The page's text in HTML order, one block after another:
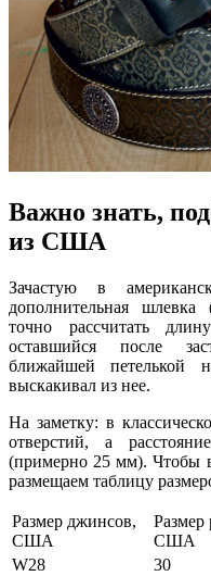
Важно знать,
из США
Зачастую в
дополнительная
точно рассчитать
оставшийся после
ближайшей
выскакивал из нее.
На заметку: в
отверстий, а
(примерно 25 мм). Чтобы
размещаем таблицу
Размер джинсов,
США
Размер
США
W28
30